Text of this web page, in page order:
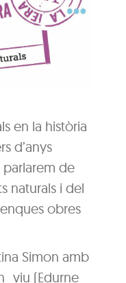
en la història
d’anys
parlarem de
naturals i del
obres
Simon amb
(Edurne